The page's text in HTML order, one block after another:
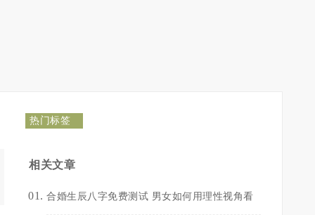
热门标签
相关文章
合婚生辰八字免费测试 男女如何用理性视角看